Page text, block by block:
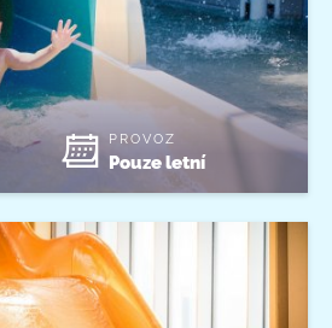
PROVOZ
Pouze letní